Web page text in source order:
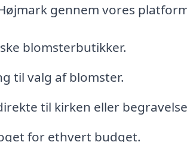
gennem vores
blomsterbutikker.
til valg af blomster.
til kirken eller
for ethvert budget.